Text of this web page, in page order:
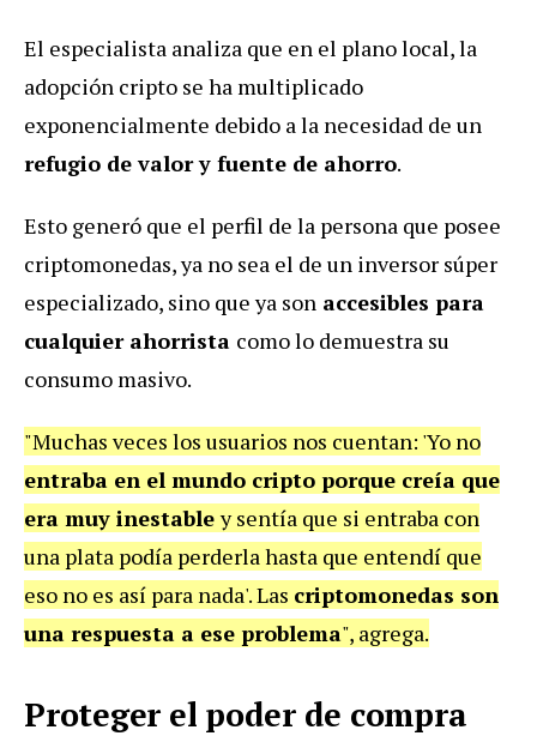
El especialista analiza que en el plano local, la
adopción cripto se ha multiplicado
exponencialmente debido a la necesidad de un
refugio de valor y fuente de ahorro.
Esto generó que el perfil de la persona que posee
criptomonedas, ya no sea el de un inversor súper
especializado, sino que ya son accesibles para
cualquier ahorrista como lo demuestra su
consumo masivo.
"Muchas veces los usuarios nos cuentan: 'Yo no
entraba en el mundo cripto porque creía que
era muy inestabley sentía que si entraba con
una plata podía perderla hasta que entendí que
eso no es así para nada'. Las criptomonedas son
una respuesta a ese problema", agrega.
Proteger el poder de compra